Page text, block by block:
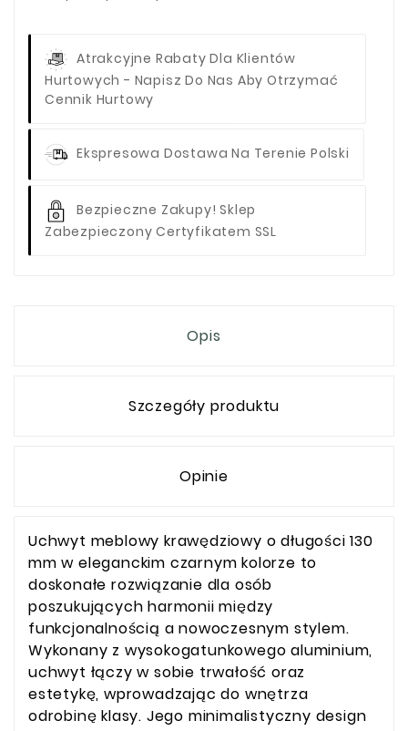
Atrakcyjne Rabaty Dla Klientów
Hurtowych - Napisz Do Nas Aby Otrzymać
Cennik Hurtowy
Ekspresowa Dostawa Na Terenie Polski
Bezpieczne Zakupy! Sklep
Zabezpieczony Certyfikatem SSL
Opis
Szczegóły produktu
Opinie
Uchwyt meblowy krawędziowy o długości 130
mm w eleganckim czarnym kolorze to
doskonałe rozwiązanie dla osób
poszukujących harmonii między
funkcjonalnością a nowoczesnym stylem.
Wykonany z wysokogatunkowego aluminium,
uchwyt łączy w sobie trwałość oraz
estetykę, wprowadzając do wnętrza
odrobinę klasy. Jego minimalistyczny design